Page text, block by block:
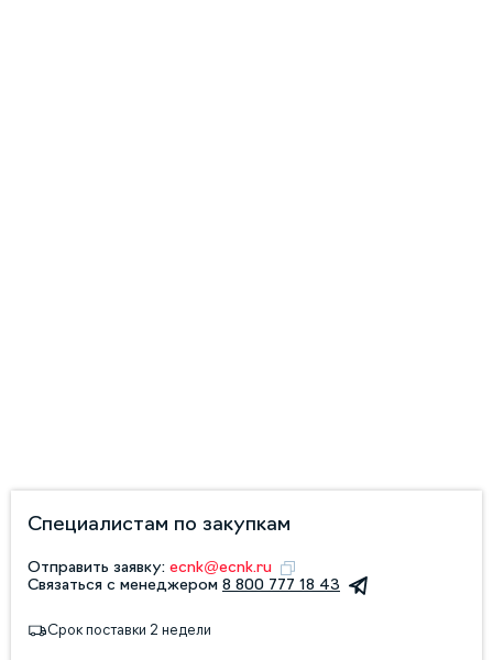
Специалистам по закупкам
Отправить заявку: ecnk@ecnk.ru
Связаться с менеджером 8 800 777 18 43
Срок поставки 2 недели